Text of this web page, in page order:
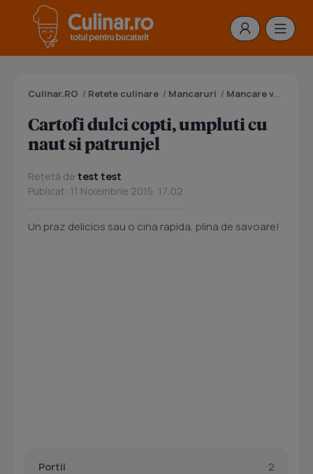
Culinar.RO / Retete culinare / Mancaruri / Mancare vegana
Cartofi dulci copti, umpluti cu
naut si patrunjel
Rețetă de test test
Publicat: 11 Noiembrie 2015, 17:02
Un praz delicios sau o cina rapida, plina de savoare!
Portii
2